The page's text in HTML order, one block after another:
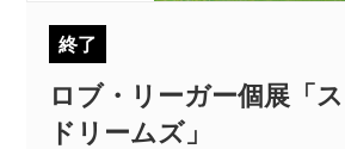
終了
ロブ・リーガー個展「
ドリームズ」